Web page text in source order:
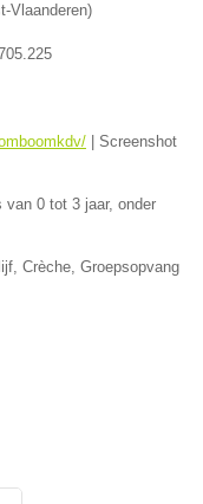
Vlaanderen)
Screenshot
van 0 tot 3 jaar, onder
Crèche, Groepsopvang